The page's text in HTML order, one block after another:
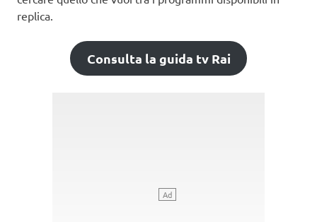
replica.
Consulta la guida tv Rai